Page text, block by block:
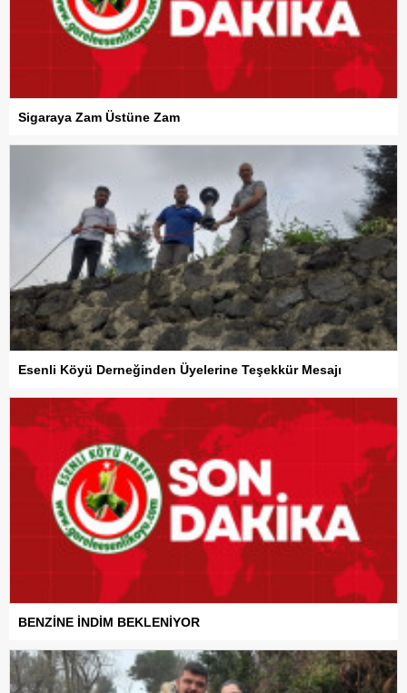
Sigaraya Zam Üstüne Zam
Esenli Köyü Derneğinden Üyelerine Teşekkür Mesajı
BENZİNE İNDİM BEKLENİYOR